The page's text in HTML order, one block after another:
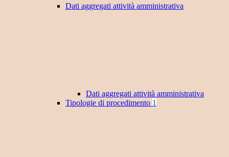
Dati aggregati attività amministrativa
Dati aggregati attività amministrativa
Tipologie di procedimento 1